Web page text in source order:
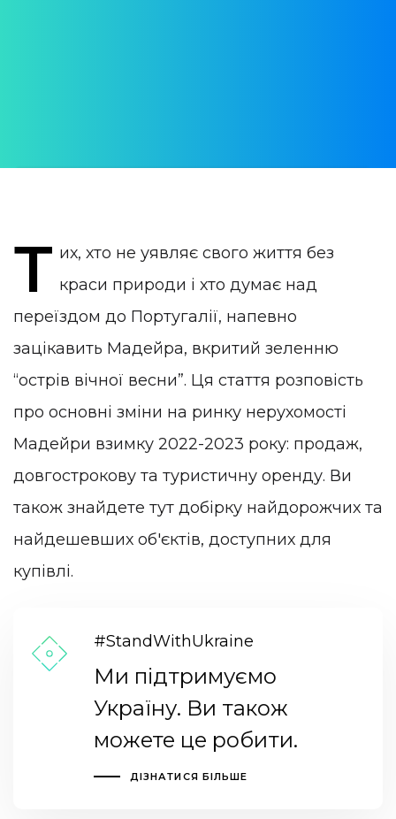
Т их, хто не уявляє свого життя без
краси природи і хто думає над
переїздом до Португалії, напевно
зацікавить Мадейра, вкритий зеленню
“острів вічної весни”. Ця стаття розповість
про основні зміни на ринку нерухомості
Мадейри взимку 2022-2023 року: продаж,
довгострокову та туристичну оренду. Ви
також знайдете тут добірку найдорожчих та
найдешевших об'єктів, доступних для
купівлі.
#StandWithUkraine
Ми підтримуємо
Україну. Ви також
можете це робити.
ДІЗНАТИСЯ БІЛЬШЕ